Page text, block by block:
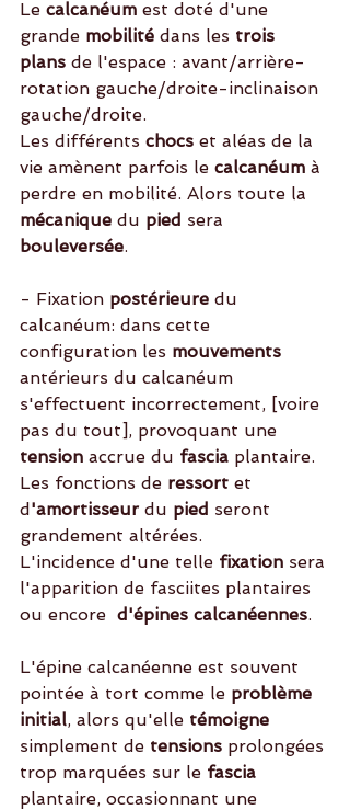
Le calcanéum est doté d'une
grande mobilité dans les trois
plans de l'espace : avant/arrière-
rotation gauche/droite-inclinaison
gauche/droite.
Les différents chocs et aléas de la
vie amènent parfois le calcanéum à
perdre en mobilité. Alors toute la
mécanique du pied sera
bouleversée.
- Fixation postérieure du
calcanéum: dans cette
configuration les mouvements
antérieurs du calcanéum
s'effectuent incorrectement, [voire
pas du tout], provoquant une
tension accrue du fascia plantaire.
Les fonctions de ressort et
d'amortisseur du pied seront
grandement altérées.
L'incidence d'une telle fixation sera
l'apparition de fasciites plantaires
ou encore d'épines calcanéennes.
L'épine calcanéenne est souvent
pointée à tort comme le problème
initial, alors qu'elle témoigne
simplement de tensions prolongées
trop marquées sur le fascia
plantaire, occasionnant une